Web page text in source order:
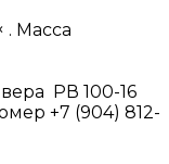
Масса
РВ 100-16
+7 (904) 812-